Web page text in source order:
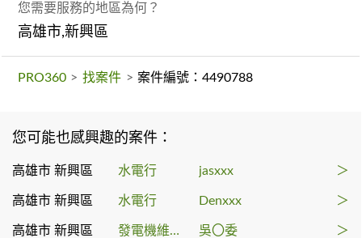
您需要服務的地區為何？
高雄市,新興區
PRO360 > 找案件 > 案件編號：4490788
您可能也感興趣的案件：
高雄市 新興區 水電行 jasxxx ＞
高雄市 新興區 水電行 Denxxx ＞
高雄市 新興區 發電機維修保養 吳〇委 ＞